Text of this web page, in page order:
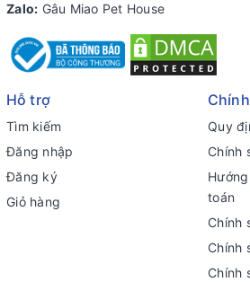
Zalo: Gâu Miao Pet House
Hỗ trợ
Tìm kiếm
Đăng nhập
Đăng ký
Giỏ hàng
Quy
Chính
toán
Chính
Chính
Chính